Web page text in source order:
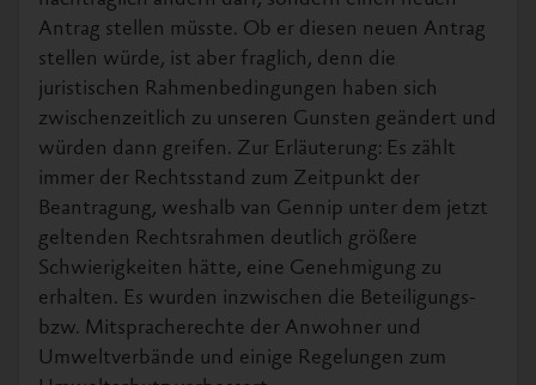
Antrag stellen müsste. Ob er diesen neuen Antrag
stellen würde, ist aber fraglich, denn die
juristischen Rahmenbedingungen haben sich
zwischenzeitlich zu unseren Gunsten geändert und
würden dann greifen. Zur Erläuterung: Es zählt
immer der Rechtsstand zum Zeitpunkt der
Beantragung, weshalb van Gennip unter dem jetzt
geltenden Rechtsrahmen deutlich größere
Schwierigkeiten hätte, eine Genehmigung zu
erhalten. Es wurden inzwischen die Beteiligungs-
bzw. Mitspracherechte der Anwohner und
Umweltverbände und einige Regelungen zum